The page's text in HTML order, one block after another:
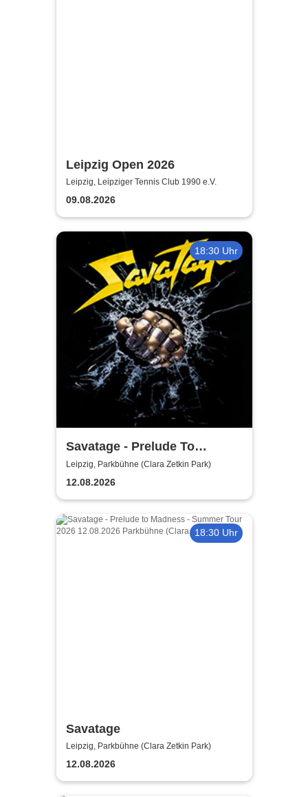
Leipzig Open 2026
Leipzig, Leipziger Tennis Club 1990 e.V.
09.08.2026
18:30 Uhr
Savatage - Prelude To
Madness - Summer Tour 2026
Leipzig, Parkbühne (Clara Zetkin Park)
12.08.2026
18:30 Uhr
Savatage
Leipzig, Parkbühne (Clara Zetkin Park)
12.08.2026